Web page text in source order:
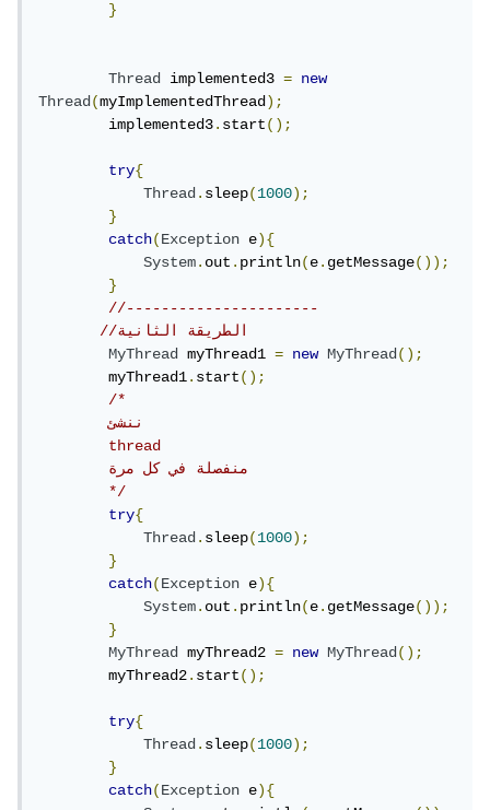
}
Thread implemented3 =
new
Thread(myImplementedThread);
        implemented3
.start();
try{
Thread.sleep(1000);
}
catch(Exception e){
System.out.println(e.getMessage());
}
//----------------------
//الطريقة الثانية
MyThread myThread1 = new MyThread();
        myThread1
.start();
/*
        ننشئ
        thread
        منفصلة في كل مرة
        */
try{
Thread.sleep(1000);
}
catch(Exception e){
System.out.println(e.getMessage());
}
MyThread myThread2 = new MyThread();
        myThread2
.start();
try{
Thread.sleep(1000);
}
catch(Exception e){